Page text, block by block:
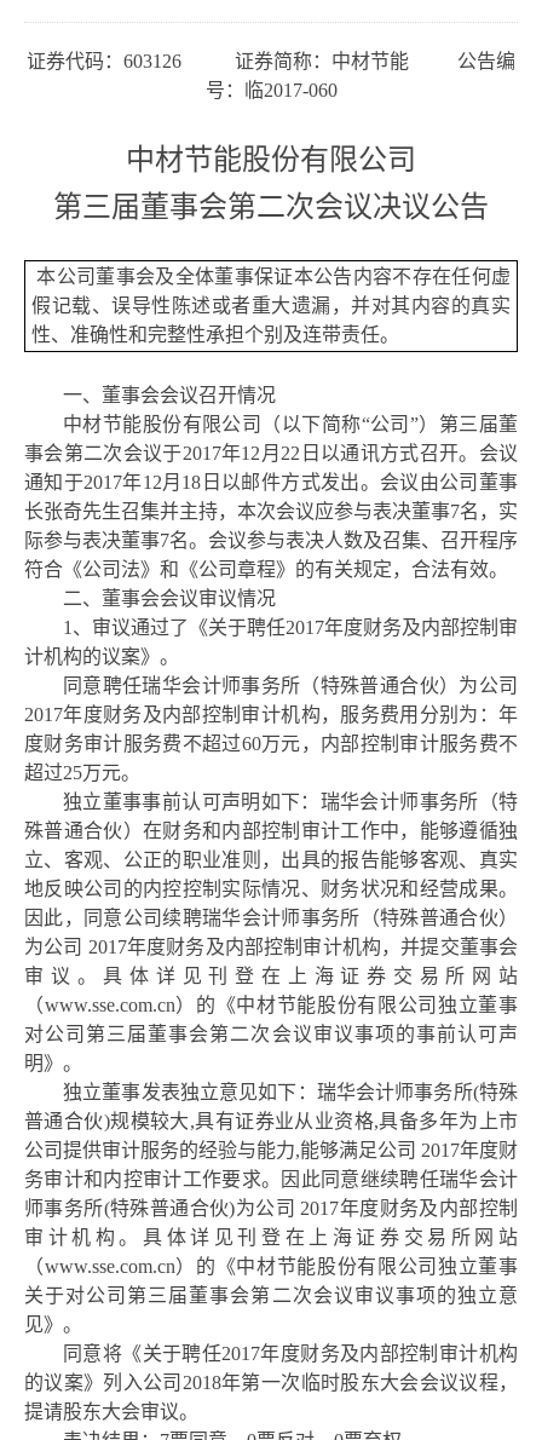
证券代码： 603126 证券简称：中材节能 公告编
号：临2017-060
中材节能股份有限公司
第三届董事会第二次会议决议公告
本公司董事会及全体董事保证本公告内容不存在任何虚
假记载、误导性陈述或者重大遗漏，并对其内容的真实
性、准确性和完整性承担个别及连带责任。
一、董事会会议召开情况
中材节能股份有限公司（以下简称“公司”）第三届董
事会第二次会议于2017年12月22日以通讯方式召开。会议
通知于2017年12月18日以邮件方式发出。会议由公司董事
长张奇先生召集并主持，本次会议应参与表决董事7名，实
际参与表决董事7名。会议参与表决人数及召集、召开程序
符合《公司法》和《公司章程》的有关规定，合法有效。
二、董事会会议审议情况
1、审议通过了《关于聘任2017年度财务及内部控制审
计机构的议案》。
同意聘任瑞华会计师事务所（特殊普通合伙）为公司
2017年度财务及内部控制审计机构，服务费用分别为：年
度财务审计服务费不超过60万元，内部控制审计服务费不
超过25万元。
独立董事事前认可声明如下：瑞华会计师事务所（特
殊普通合伙）在财务和内部控制 审计工作中，能够遵循独
立、客观、公正的职业准则，出具的报告能够客观、真实
地反映公司的内控控制 实际情况、财务状况和经营成果。
因此，同意公司续聘瑞华会计师事务所（特殊普通合伙）
为公司 201 7年度财务及内部控制审计机构，并提交董事会
审议。具体详见刊登在上海证券交易所网站
（www.sse.com.cn）的《中材节能股份有限公司独立董事
对公司第三届董事会第二次会议审议事项的事前认可声
明》。
独立董事发表独立意见如下：瑞华会计师事务所(特殊
普通合伙)规模较大,具有证券业从业资格,具备多年为上市
公司提供审计服务的经验与能力,能够满足公司 2017年度财
务审计和内控审计工作要求。因此同意继续聘任瑞华会计
师事务所(特殊普通合伙)为公司 2017年度财务及内部控制
审计机构。具体详见刊登在上海证券交易所网站
（www.sse.com.cn）的《中材节能股份有限公司独立董事
关于对公司第三届董事会第二次会议审议事项的独立意
见》。
同意将《关于聘任2017年度财务及内部控制审计机构
的议案》列入公司2018年第一次临时股东大会会议议程，
提请股东大会审议。